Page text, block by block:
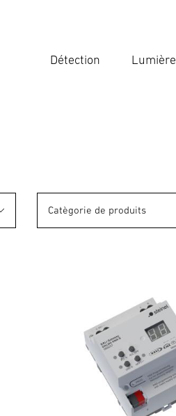
Détection Lumière
Catègorie de produits